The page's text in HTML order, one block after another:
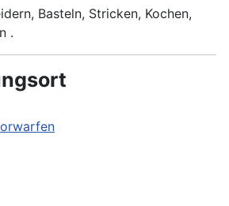
Basteln, Stricken, Kochen,
.